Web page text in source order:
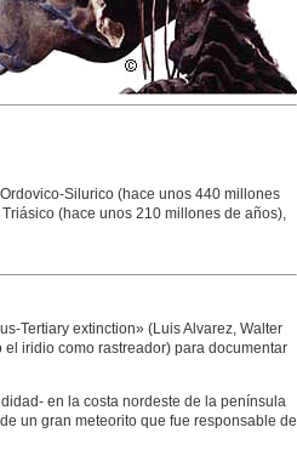
Silurico (hace unos 440 millones
(hace unos 210 millones de años),
Tertiary extinction» (Luis Alvarez, Walter
iridio como rastreador) para documentar
en la costa nordeste de la península
un gran meteorito que fue responsable de